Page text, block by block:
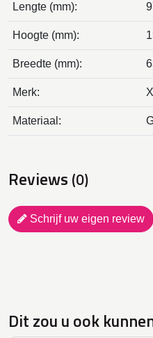
Lengte (mm):
Hoogte (mm):
Breedte (mm):
Merk:
Materiaal:
Reviews (0)
Schrijf uw eigen review
Dit zou u ook